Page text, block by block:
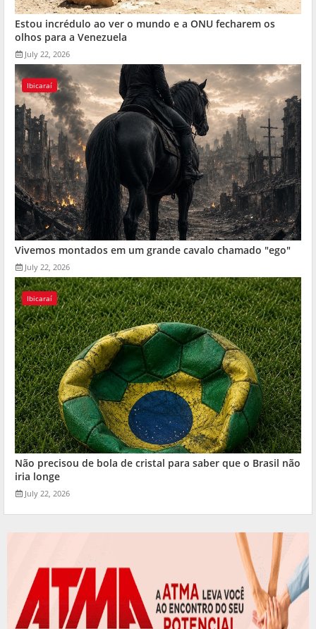
Estou incrédulo ao ver o mundo e a ONU fecharem os
olhos para a Venezuela
July 22, 2026
Ibicaraí
Vivemos montados em um grande cavalo chamado "ego"
July 22, 2026
Ibicaraí
Não precisou de bola de cristal para saber que o Brasil não
iria longe
July 22, 2026